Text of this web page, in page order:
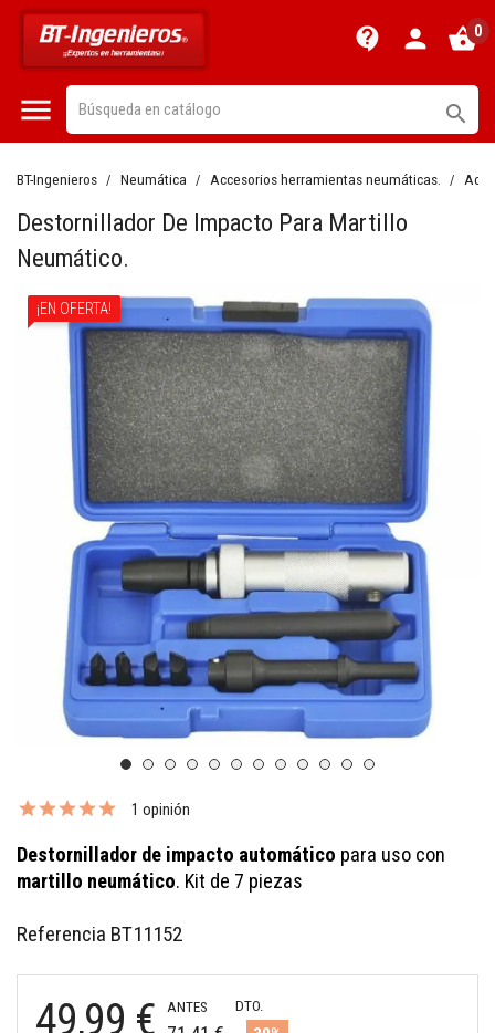
contact_support person shopping_basket0
 
BT-Ingenieros Neumática Accesorios herramientas neumáticas.
Destornillador De Impacto Para Martillo
Neumático.
¡EN OFERTA!
1 opinión
Destornillador de impacto automático para uso con
martillo neumático. Kit de 7 piezas
Referencia BT11152
49,99 € ANTES DTO.